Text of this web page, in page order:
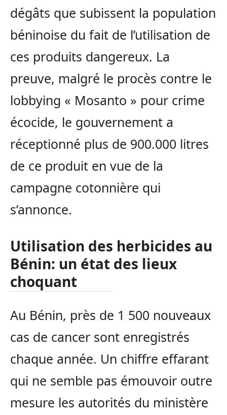
dégâts que subissent la population
béninoise du fait de l’utilisation de
ces produits dangereux. La
preuve, malgré le procès contre le
lobbying « Mosanto » pour crime
écocide, le gouvernement a
réceptionné plus de 900.000 litres
de ce produit en vue de la
campagne cotonnière qui
s’annonce.
Utilisation des herbicides au
Bénin: un état des lieux
choquant
Au Bénin, près de 1 500 nouveaux
cas de cancer sont enregistrés
chaque année. Un chiffre effarant
qui ne semble pas émouvoir outre
mesure les autorités du ministère